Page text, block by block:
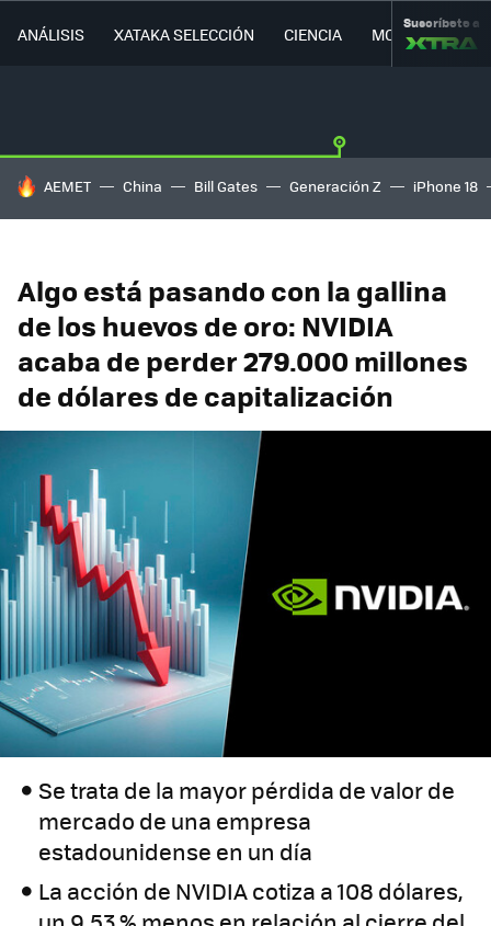
ANÁLISIS XATAKA SELECCIÓN CIENCIA MOVILIDAD
Suscríbete a
HOY SE HABLA DE
AEMET China Bill Gates Generación Z iPhone 18
Algo está pasando con la gallina
de los huevos de oro: NVIDIA
acaba de perder 279.000 millones
de dólares de capitalización
Se trata de la mayor pérdida de valor de
mercado de una empresa
estadounidense en un día
La acción de NVIDIA cotiza a 108 dólares,